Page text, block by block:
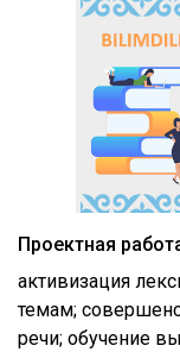
Проектная
активизация
темам;
речи; обучение